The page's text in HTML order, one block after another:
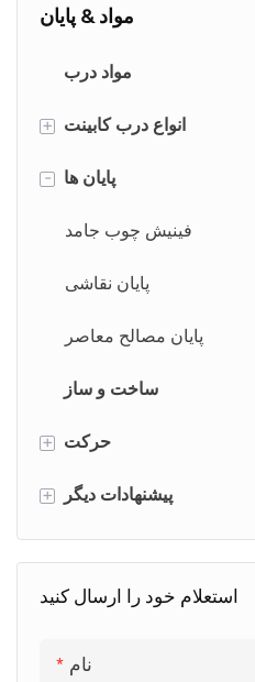
مواد & پایان
مواد درب
+ انواع درب کابینت
پنل فرورفته
پانل برجسته
تابلو لرزان
پانل شیکر باریک
Mullion & Louvered Doors
پانل اسلب
پانل فلوت شده
-
پایان ها
فینیش چوب جامد
پایان نقاشی
پایان مصالح معاصر
ساخت و ساز
+ حرکت
صفحه کابینت از سنگ کوارتز
میز سنگ مرمر
کانتر سنگ متخلخل
کانتر گرانیتی
+ پیشنهادات دیگر
عوضی
خشکشویی
میز تلوزیون
استعلام خود را ارسال کنید
نام